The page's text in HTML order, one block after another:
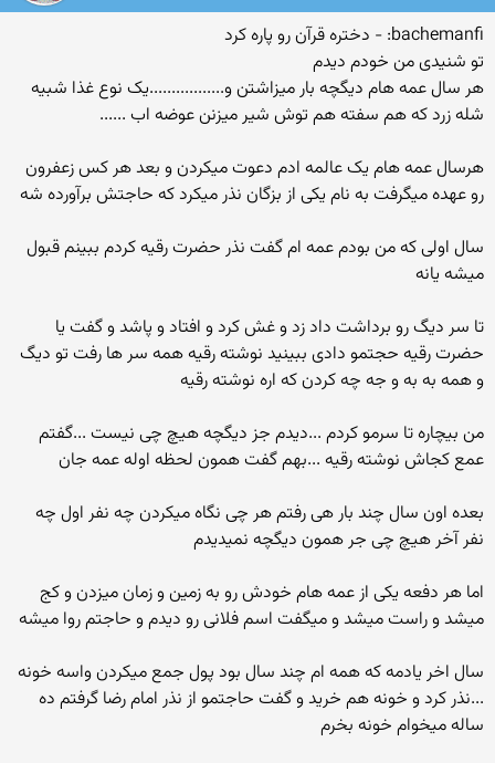
bachemanfi: - دختره قرآن رو پاره کرد
تو شنیدی من خودم دیدم
هر سال عمه هام دیگچه بار میزاشتن و.................یک نوع غذا شبیه
شله زرد که هم سفته هم توش شیر میزنن عوضه اب ......
هرسال عمه هام یک عالمه ادم دعوت میکردن و بعد هر کس زعفرون
رو عهده میگرفت به نام یکی از بزگان نذر میکرد که حاجتش برآورده شه
سال اولی که من بودم عمه ام گفت نذر حضرت رقیه کردم ببینم قبول
میشه یانه
تا سر دیگ رو برداشت داد زد و غش کرد و افتاد و پاشد و گفت یا
حضرت رقیه حجتمو دادی ببینید نوشته رقیه همه سر ها رفت تو دیگ
و همه به به و جه چه کردن که اره نوشته رقیه
من بیچاره تا سرمو کردم ...دیدم جز دیگچه هیچ چی نیست ...گفتم
عمع کجاش نوشته رقیه ...بهم گفت همون لحظه اوله عمه جان
بعده اون سال چند بار هی رفتم هر چی نگاه میکردن چه نفر اول چه
نفر آخر هیچ چی جر همون دیگچه نمیدیدم
اما هر دفعه یکی از عمه هام خودش رو به زمین و زمان میزدن و کج
میشد و راست میشد و میگفت اسم فلانی رو دیدم و حاجتم روا میشه
سال اخر یادمه که همه ام چند سال بود پول جمع میکردن واسه خونه
...نذر کرد و خونه هم خرید و گفت حاجتمو از نذر امام رضا گرفتم ده
ساله میخوام خونه بخرم